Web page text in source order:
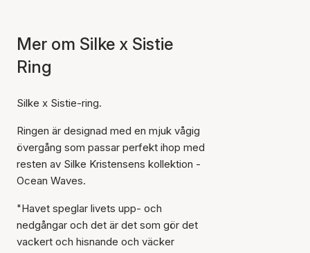
Mer om Silke x Sistie
Ring
Silke x Sistie-ring.
Ringen är designad med en mjuk vågig
övergång som passar perfekt ihop med
resten av Silke Kristensens kollektion -
Ocean Waves.
"Havet speglar livets upp- och
nedgångar och det är det som gör det
vackert och hisnande och väcker